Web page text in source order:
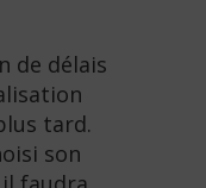
de délais
tard.
son